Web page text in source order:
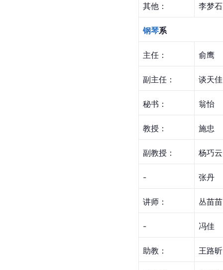
其他： 李梦石
钢琴系
主任： 俞鹰
副主任： 谈天佳
秘书： 翁怡
教授： 施忠
副教授： 杨巧云
- 张丹
讲师： 丛苗苗
- 冯佳
助教： 王路昕